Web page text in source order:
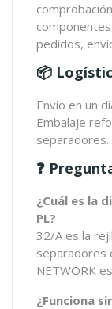
pedidos,
📦
Envío en un
Embalaje
separadores.
❓
¿Cuál es la
PL?
32/A es la
separadores
NETWORK
¿Funciona